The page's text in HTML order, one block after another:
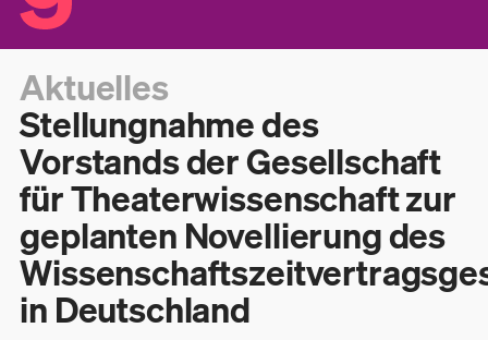
Aktuelles
Stellungnahme des
Vorstands der Gesellschaft
für Theaterwissenschaft zur
geplanten Novellierung des
in Deutschland